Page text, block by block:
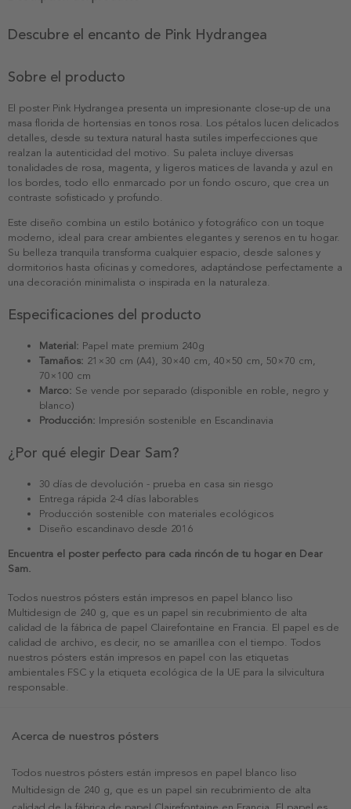
Descubre el encanto de Pink Hydrangea
Sobre el producto
El poster Pink Hydrangea presenta un impresionante close-up de una
masa florida de hortensias en tonos rosa. Los pétalos lucen delicados
detalles, desde su textura natural hasta sutiles imperfecciones que
realzan la autenticidad del motivo. Su paleta incluye diversas
tonalidades de rosa, magenta, y ligeros matices de lavanda y azul en
los bordes, todo ello enmarcado por un fondo oscuro, que crea un
contraste sofisticado y profundo.
Este diseño combina un estilo botánico y fotográfico con un toque
moderno, ideal para crear ambientes elegantes y serenos en tu hogar.
Su belleza tranquila transforma cualquier espacio, desde salones y
dormitorios hasta oficinas y comedores, adaptándose perfectamente a
una decoración minimalista o inspirada en la naturaleza.
Especificaciones del producto
Material: Papel mate premium 240g
Tamaños: 21×30 cm (A4), 30×40 cm, 40×50 cm, 50×70 cm,
70×100 cm
Marco: Se vende por separado (disponible en roble, negro y
blanco)
Producción: Impresión sostenible en Escandinavia
¿Por qué elegir Dear Sam?
30 días de devolución - prueba en casa sin riesgo
Entrega rápida 2-4 días laborables
Producción sostenible con materiales ecológicos
Diseño escandinavo desde 2016
Encuentra el poster perfecto para cada rincón de tu hogar en Dear
Sam.
Todos nuestros pósters están impresos en papel blanco liso
Multidesign de 240 g, que es un papel sin recubrimiento de alta
calidad de la fábrica de papel Clairefontaine en Francia. El papel es de
calidad de archivo, es decir, no se amarillea con el tiempo. Todos
nuestros pósters están impresos en papel con las etiquetas
ambientales FSC y la etiqueta ecológica de la UE para la silvicultura
responsable.
Acerca de nuestros pósters
Todos nuestros pósters están impresos en papel blanco liso
Multidesign de 240 g, que es un papel sin recubrimiento de alta